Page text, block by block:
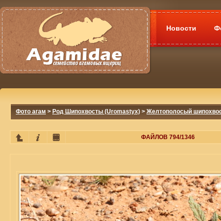
Новости
Фото агам > Род Шипохвосты (Uromastyx) > Желтополосый
ФАЙЛОВ 794/1346